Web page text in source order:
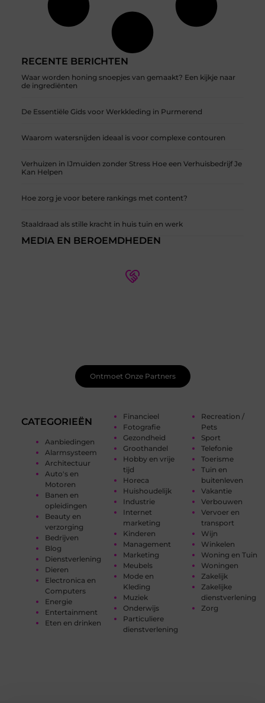
RECENTE BERICHTEN
Waar worden honing snoepjes van gemaakt? Een kijkje naar
de ingrediënten
De Essentiële Gids voor Werkkleding in Purmerend
Waarom watersnijden ideaal is voor complexe contouren
Verhuizen in IJmuiden zonder Stress Hoe een Verhuisbedrijf Je
Kan Helpen
Hoe zorg je voor betere rankings met content?
Staaldraad als stille kracht in huis tuin en werk
CATEGORIEËN
Aanbiedingen
Alarmsysteem
Architectuur
Auto's en
Motoren
Banen en
opleidingen
Beauty en
verzorging
Bedrijven
Blog
Dienstverlening
Dieren
Electronica en
Computers
Energie
Entertainment
Eten en drinken
Financieel
Fotografie
Gezondheid
Groothandel
Hobby en vrije
tijd
Horeca
Huishoudelijk
Industrie
Internet
marketing
Kinderen
Management
Marketing
Meubels
Mode en
Kleding
Muziek
Onderwijs
Particuliere
dienstverlening
Recreation /
Pets
Sport
Telefonie
Toerisme
Tuin en
buitenleven
Vakantie
Verbouwen
Vervoer en
transport
Wijn
Winkelen
Woning en Tuin
Woningen
Zakelijk
Zakelijke
dienstverlening
Zorg
MEDIA EN BEROEMDHEDEN
Ontmoet Onze Partners